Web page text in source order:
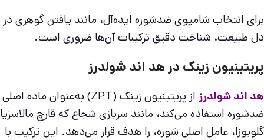
برای انتخاب شامپوی ضدشوره ایده‌آل، مانند یافتن گوهری در
دل طبیعت، شناخت دقیق ترکیبات آن‌ها ضروری است.
پریتینیون زینک در هد اند شولدرز
هد اند شولدرز
از پریتینیون زینک (ZPT) به‌عنوان ماده اصلی
ضدشوره استفاده می‌کند، مانند سربازی شجاع که قارچ مالاسزیا
گلوبوزا، عامل اصلی شوره، را هدف قرار می‌دهد. این ترکیب با